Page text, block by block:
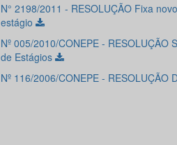
N° 2198/2011 - RESOLUÇÃO Fixa
estágio
Nº 005/2010/CONEPE - RESOLUÇÃO
de Estágios
Nº 116/2006/CONEPE -